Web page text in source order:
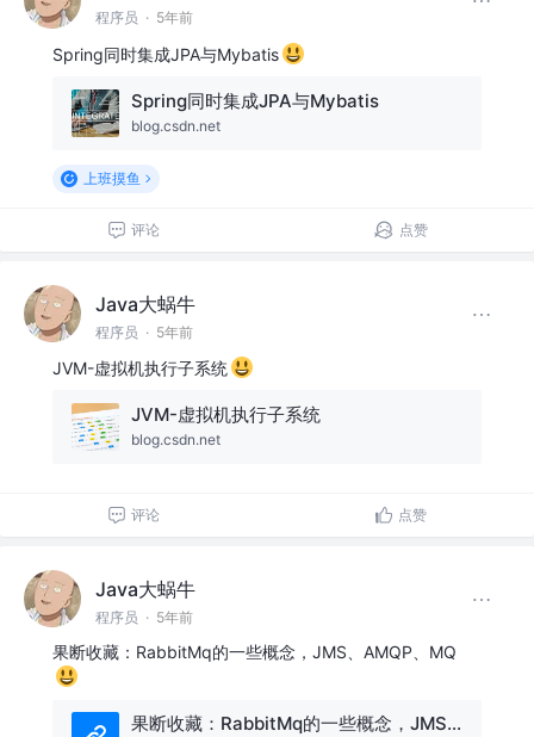
程序员 · 5年前
Spring同时集成JPA与Mybatis
Spring同时集成JPA与Mybatis
blog.csdn.net
上班摸鱼
评论 点赞
Java大蜗牛
程序员 · 5年前
JVM-虚拟机执行子系统
JVM-虚拟机执行子系统
blog.csdn.net
评论 点赞
Java大蜗牛
程序员 · 5年前
果断收藏：RabbitMq的一些概念，JMS、AMQP、MQ
果断收藏：RabbitMq的一些概念，JMS、AMQP、MQ